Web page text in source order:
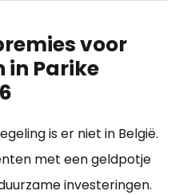
voor
in Parike
is er niet in België.
met een geldpotje
investeringen.